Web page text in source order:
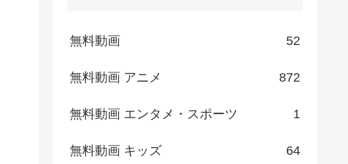
無料動画 52
無料動画 アニメ 872
無料動画 エンタメ・スポーツ 1
無料動画 キッズ 64